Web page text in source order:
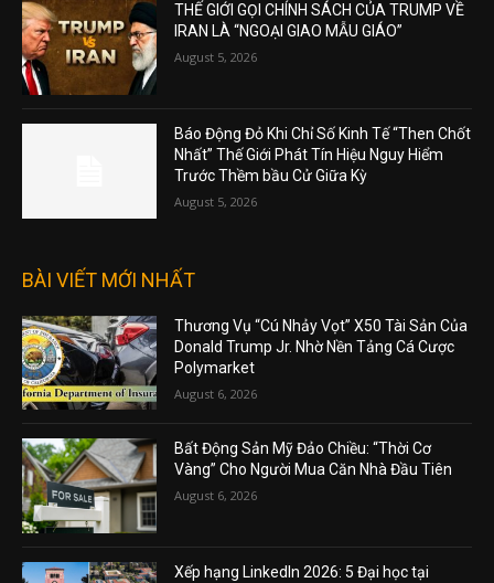
THẾ GIỚI GỌI CHÍNH SÁCH CỦA TRUMP VỀ
IRAN LÀ “NGOẠI GIAO MẪU GIÁO”
August 5, 2026
Báo Động Đỏ Khi Chỉ Số Kinh Tế “Then Chốt
Nhất” Thế Giới Phát Tín Hiệu Nguy Hiểm
Trước Thềm bầu Cử Giữa Kỳ
August 5, 2026
BÀI VIẾT MỚI NHẤT
Thương Vụ “Cú Nhảy Vọt” X50 Tài Sản Của
Donald Trump Jr. Nhờ Nền Tảng Cá Cược
Polymarket
August 6, 2026
Bất Động Sản Mỹ Đảo Chiều: “Thời Cơ
Vàng” Cho Người Mua Căn Nhà Đầu Tiên
August 6, 2026
Xếp hạng LinkedIn 2026: 5 Đại học tại